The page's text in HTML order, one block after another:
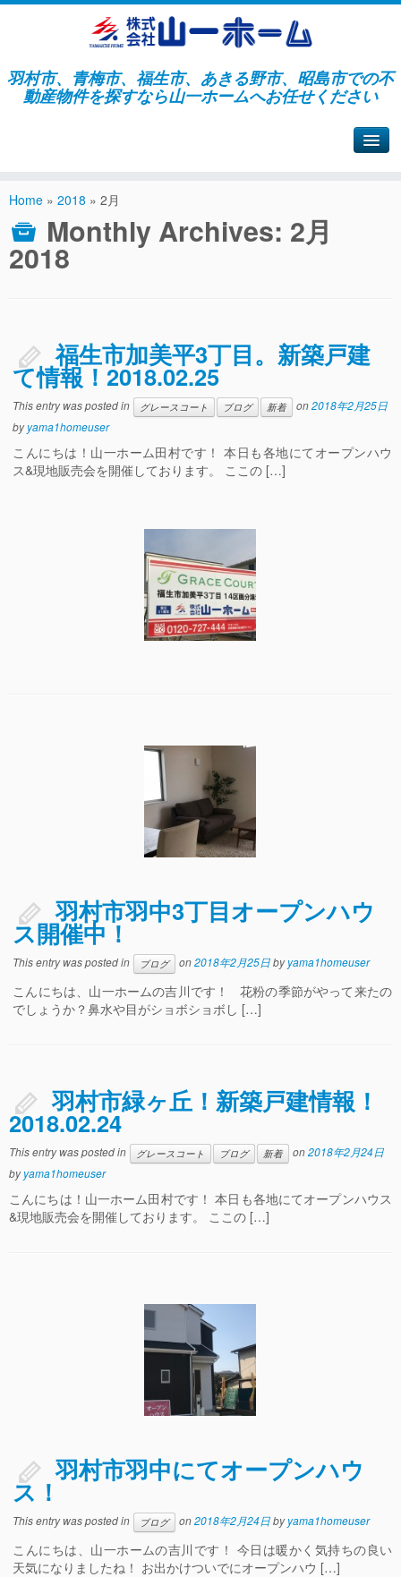
羽村市、青梅市、福生市、あきる野市、昭島市での不
動産物件を探すなら山一ホームへお任せください
Home » 2018 » 2月
Monthly Archives: 2月
2018
福生市加美平3丁目。新築戸建
て情報！2018.02.25
This entry was posted in グレースコート ブログ 新着 on2018年2月25日
byyama1homeuser
こんにちは！山一ホーム田村です！ 本日も各地にてオープンハウ
ス&現地販売会を開催しております。 ここの […]
羽村市羽中3丁目オープンハウ
ス開催中！
This entry was posted in ブログ on2018年2月25日byyama1homeuser
こんにちは、山一ホームの吉川です！ 花粉の季節がやって来たの
でしょうか？鼻水や目がショボショボし […]
羽村市緑ヶ丘！新築戸建情報！
2018.02.24
This entry was posted in グレースコート ブログ 新着 on2018年2月24日
byyama1homeuser
こんにちは！山一ホーム田村です！ 本日も各地にてオープンハウス
&現地販売会を開催しております。 ここの […]
羽村市羽中にてオープンハウ
ス！
This entry was posted in ブログ on2018年2月24日byyama1homeuser
こんにちは、山一ホームの吉川です！ 今日は暖かく気持ちの良い
天気になりましたね！ お出かけついでにオープンハウ […]